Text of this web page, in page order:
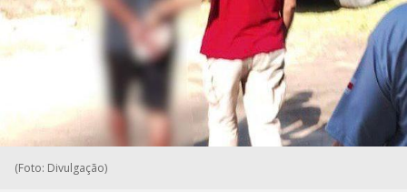
(Foto: Divulgação)